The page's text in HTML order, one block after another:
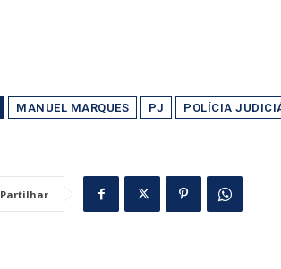
MANUEL MARQUES PJ POLÍCIA
Partilhar